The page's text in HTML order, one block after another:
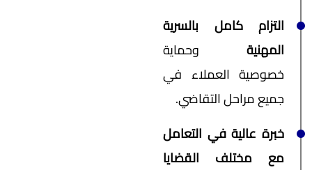
التزام كامل بالسرية
المهنية وحماية
خصوصية العملاء في
جميع مراحل التقاضي.
خبرة عالية في التعامل
مع مختلف القضايا